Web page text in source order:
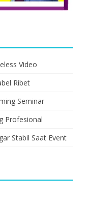
Video
Ribet
Seminar
Profesional
Stabil Saat Event